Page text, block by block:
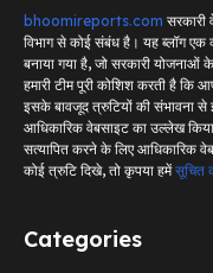
bhoomireports.com सरकारी
विभाग से कोई संबंध है। यह ब्लॉग एक
बनाया गया है, जो सरकारी योजनाओं
हमारी टीम पूरी कोशिश करती है
इसके बावजूद त्रुटियों की संभावना
आधिकारिक वेबसाइट का उल्लेख
सत्यापित करने के लिए आधिकारिक
कोई त्रुटि दिखे, तो कृपया हमेंसूचित
Categories